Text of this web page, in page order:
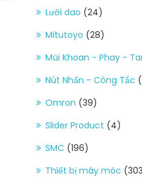
Lưỡi dao (24)
Mitutoyo (28)
Mũi Khoan - Phay -
Nút Nhấn - Công Tắc
Omron (39)
Slider Product (4)
SMC (196)
Thiết bị máy móc